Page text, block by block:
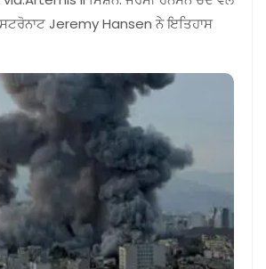
Jeremy Hansen ਨੇ ਇਤਿਹਾਸ